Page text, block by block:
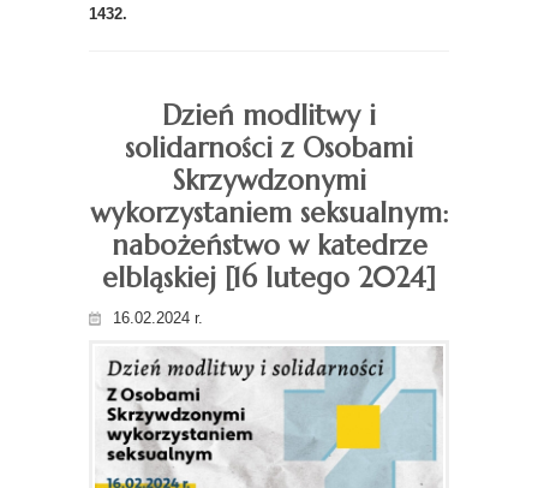
1432.
Dzień modlitwy i
solidarności z Osobami
Skrzywdzonymi
wykorzystaniem seksualnym:
nabożeństwo w katedrze
elbląskiej [16 lutego 2024]
16.02.2024 r.